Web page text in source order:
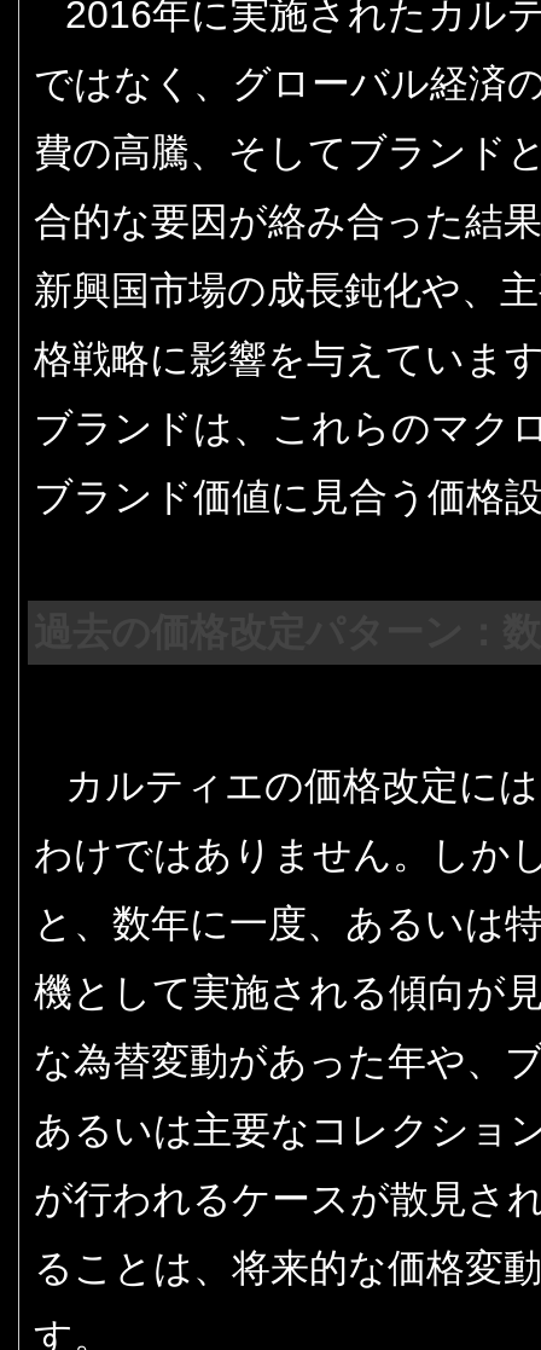
2016年に実施されたカル
ではなく、グローバル経済
費の高騰、そしてブランド
合的な要因が絡み合った結
新興国市場の成長鈍化や、
格戦略に影響を与えていま
ブランドは、これらのマク
ブランド価値に見合う価格
カルティエの価格改定に
わけではありません。しか
と、数年に一度、あるいは
機として実施される傾向が
な為替変動があった年や、
あるいは主要なコレクショ
が行われるケースが散見さ
ることは、将来的な価格変
す。